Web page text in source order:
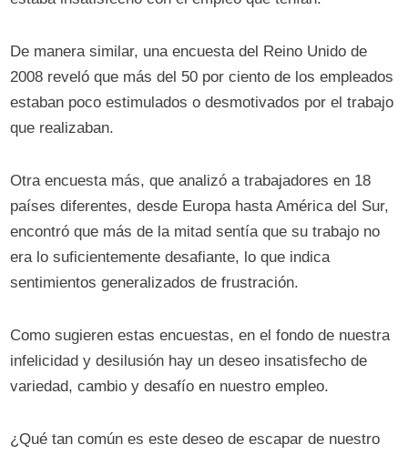
De manera similar, una encuesta del Reino Unido de
2008 reveló que más del 50 por ciento de los empleados
estaban poco estimulados o desmotivados por el trabajo
que realizaban.
Otra encuesta más, que analizó a trabajadores en 18
países diferentes, desde Europa hasta América del Sur,
encontró que más de la mitad sentía que su trabajo no
era lo suficientemente desafiante, lo que indica
sentimientos generalizados de frustración.
Como sugieren estas encuestas, en el fondo de nuestra
infelicidad y desilusión hay un deseo insatisfecho de
variedad, cambio y desafío en nuestro empleo.
¿Qué tan común es este deseo de escapar de nuestro